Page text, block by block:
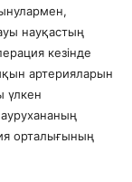
науқастың
кезінде
артерияларын
үлкен
орталығының